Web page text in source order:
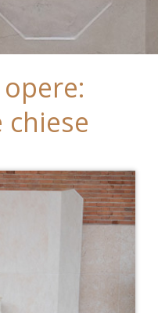
chiese